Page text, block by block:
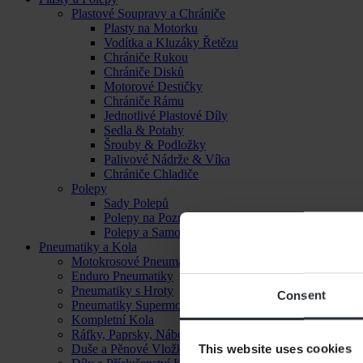
Consent
This website uses cookies
Plastové Soupravy a Chrániče
Plasty na Motorku
Vodítka a Kluzáky Řetězu
Chrániče Rukou
Chrániče Disků
Motorové Destičky
Chrániče Rámu
Jednotlivé Plastové Díly
Sedla & Potahy
Šrouby & Podložky
Palivové Nádrže & Víka
Chrániče Chladiče
Polepy
Sady Polepů
Polepy na Poznávací Značku
Polepy a Samolepky
Pneumatiky a Kola
Motokrosové Pneumatiky
Enduro Pneumatiky
Pneumatiky s Hroty
Pneumatiky Supermoto
Kompletní Kola
Ráfky, Paprsky, Náboje a Ložiska
Duše a Pěnové Vložky